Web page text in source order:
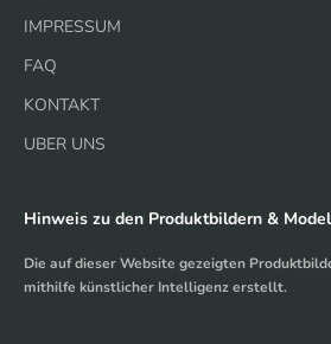
IMPRESSUM
FAQ
KONTAKT
UBER UNS
Hinweis zu den Produktbildern &
Die auf dieser Website gezeigten
mithilfe künstlicher Intelligenz erstellt.